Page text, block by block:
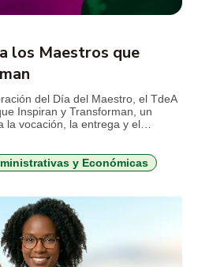
los Maestros que
del Día del Maestro, el TdeA
Inspiran y Transforman, un
la vocación, la entrega y el
en el […]y Económicas